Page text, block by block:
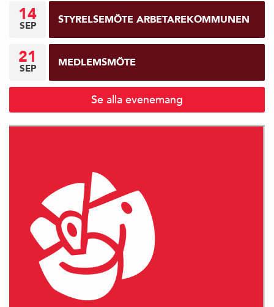
14
SEP STYRELSEMÖTE ARBETAREKOMMUNEN
21
SEP MEDLEMSMÖTE
Se alla evenemang